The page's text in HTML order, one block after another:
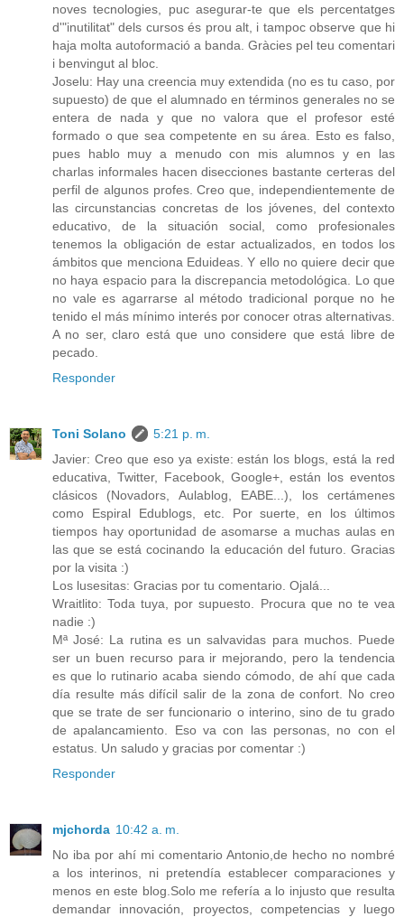
noves tecnologies, puc asegurar-te que els percentatges
d'"inutilitat" dels cursos és prou alt, i tampoc observe que hi
haja molta autoformació a banda. Gràcies pel teu comentari
i benvingut al bloc.
Joselu: Hay una creencia muy extendida (no es tu caso, por
supuesto) de que el alumnado en términos generales no se
entera de nada y que no valora que el profesor esté
formado o que sea competente en su área. Esto es falso,
pues hablo muy a menudo con mis alumnos y en las
charlas informales hacen disecciones bastante certeras del
perfil de algunos profes. Creo que, independientemente de
las circunstancias concretas de los jóvenes, del contexto
educativo, de la situación social, como profesionales
tenemos la obligación de estar actualizados, en todos los
ámbitos que menciona Eduideas. Y ello no quiere decir que
no haya espacio para la discrepancia metodológica. Lo que
no vale es agarrarse al método tradicional porque no he
tenido el más mínimo interés por conocer otras alternativas.
A no ser, claro está que uno considere que está libre de
pecado.
Responder
Toni Solano
5:21 p. m.
Javier: Creo que eso ya existe: están los blogs, está la red
educativa, Twitter, Facebook, Google+, están los eventos
clásicos (Novadors, Aulablog, EABE...), los certámenes
como Espiral Edublogs, etc. Por suerte, en los últimos
tiempos hay oportunidad de asomarse a muchas aulas en
las que se está cocinando la educación del futuro. Gracias
por la visita :)
Los lusesitas: Gracias por tu comentario. Ojalá...
Wraitlito: Toda tuya, por supuesto. Procura que no te vea
nadie :)
Mª José: La rutina es un salvavidas para muchos. Puede
ser un buen recurso para ir mejorando, pero la tendencia
es que lo rutinario acaba siendo cómodo, de ahí que cada
día resulte más difícil salir de la zona de confort. No creo
que se trate de ser funcionario o interino, sino de tu grado
de apalancamiento. Eso va con las personas, no con el
estatus. Un saludo y gracias por comentar :)
Responder
mjchorda 10:42 a. m.
No iba por ahí mi comentario Antonio,de hecho no nombré
a los interinos, ni pretendía establecer comparaciones y
menos en este blog.Solo me refería a lo injusto que resulta
demandar innovación, proyectos, competencias y luego